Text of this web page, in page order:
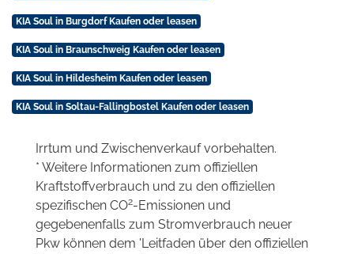
KIA Soul in Burgdorf Kaufen oder leasen
KIA Soul in Braunschweig Kaufen oder leasen
KIA Soul in Hildesheim Kaufen oder leasen
KIA Soul in Soltau-Fallingbostel Kaufen oder leasen
Irrtum und Zwischenverkauf vorbehalten.
* Weitere Informationen zum offiziellen
Kraftstoffverbrauch und zu den offiziellen
spezifischen CO2-Emissionen und
gegebenenfalls zum Stromverbrauch neuer
Pkw können dem 'Leitfaden über den offiziellen